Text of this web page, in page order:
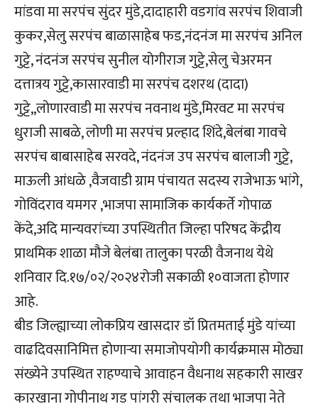
मांडवा मा सरपंच सुंदर मुंडे,दादाहारी वडगांव सरपंच शिवाजी
कुकर,सेलु सरपंच बाळासाहेब फड,नंदनंज मा सरपंच अनिल
गुट्टे, नंदनंज सरपंच सुनील योगीराज गुट्टे,सेलु चेअरमन
दत्तात्रय गुट्टे,कासारवाडी मा सरपंच दशरथ (दादा)
गुट्टे,,लोणारवाडी मा सरपंच नवनाथ मुंडे,मिरवट मा सरपंच
धुराजी साबळे, लोणी मा सरपंच प्रल्हाद शिंदे,बेलंबा गावचे
सरपंच बाबासाहेब सरवदे, नंदनंज उप सरपंच बालाजी गुट्टे,
माऊली आंधळे ,वैजवाडी ग्राम पंचायत सदस्य राजेभाऊ भांगे,
गोविंदराव यमगर ,भाजपा सामाजिक कार्यकर्ते गोपाळ
केंदे,अदि मान्यवरांच्या उपस्थितीत जिल्हा परिषद केंद्रीय
प्राथमिक शाळा मौजे बेलंबा तालुका परळी वैजनाथ येथे
शनिवार दि.१७/०२/२०२४रोजी सकाळी १०वाजता होणार
आहे.
बीड जिल्ह्याच्या लोकप्रिय खासदार डॉ प्रितमताई मुंडे यांच्या
वाढदिवसानिमित्त होणाऱ्या समाजोपयोगी कार्यक्रमास मोठ्या
संख्येने उपस्थित राहण्याचे आवाहन वैधनाथ सहकारी साखर
कारखाना गोपीनाथ गड पांगरी संचालक तथा भाजपा नेते